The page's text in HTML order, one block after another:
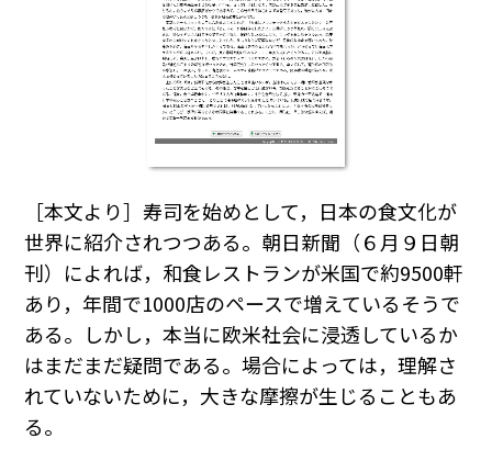
［本文より］寿司を始めとして，日本の食文化が
世界に紹介されつつある。朝日新聞（６月９日朝
刊）によれば，和食レストランが米国で約9500軒
あり，年間で1000店のペースで増えているそうで
ある。しかし，本当に欧米社会に浸透しているか
はまだまだ疑問である。場合によっては，理解さ
れていないために，大きな摩擦が生じることもあ
る。